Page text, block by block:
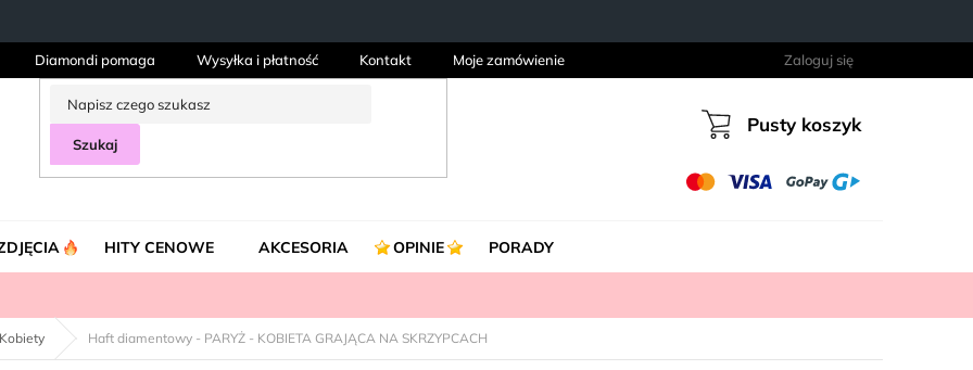
Diamondi pomaga Wysyłka i płatność Kontakt Moje zamówienie Zaloguj się
Szukaj Koszyk
Pusty koszyk
HITY CENOWE AKCESORIA OPINIE PORADY
Kobiety Haft diamentowy - PARYŻ - KOBIETA GRAJĄCA NA SKRZYPCACH